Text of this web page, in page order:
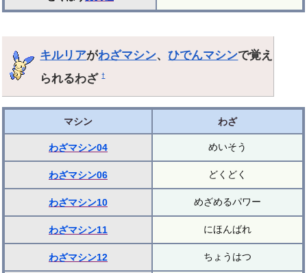
キルリアがわざマシン、ひでんマシンで覚え
られるわざ†
マシン わざ
わざマシン04 めいそう
わざマシン06 どくどく
わざマシン10 めざめるパワー
わざマシン11 にほんばれ
わざマシン12 ちょうはつ